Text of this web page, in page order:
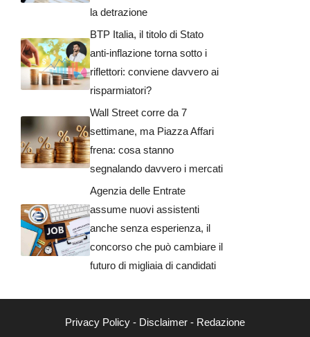
la detrazione
BTP Italia, il titolo di Stato
anti-inflazione torna sotto i
riflettori: conviene davvero ai
risparmiatori?
Wall Street corre da 7
settimane, ma Piazza Affari
frena: cosa stanno
segnalando davvero i mercati
Agenzia delle Entrate
assume nuovi assistenti
anche senza esperienza, il
concorso che può cambiare il
futuro di migliaia di candidati
Privacy Policy - Disclaimer - Redazione